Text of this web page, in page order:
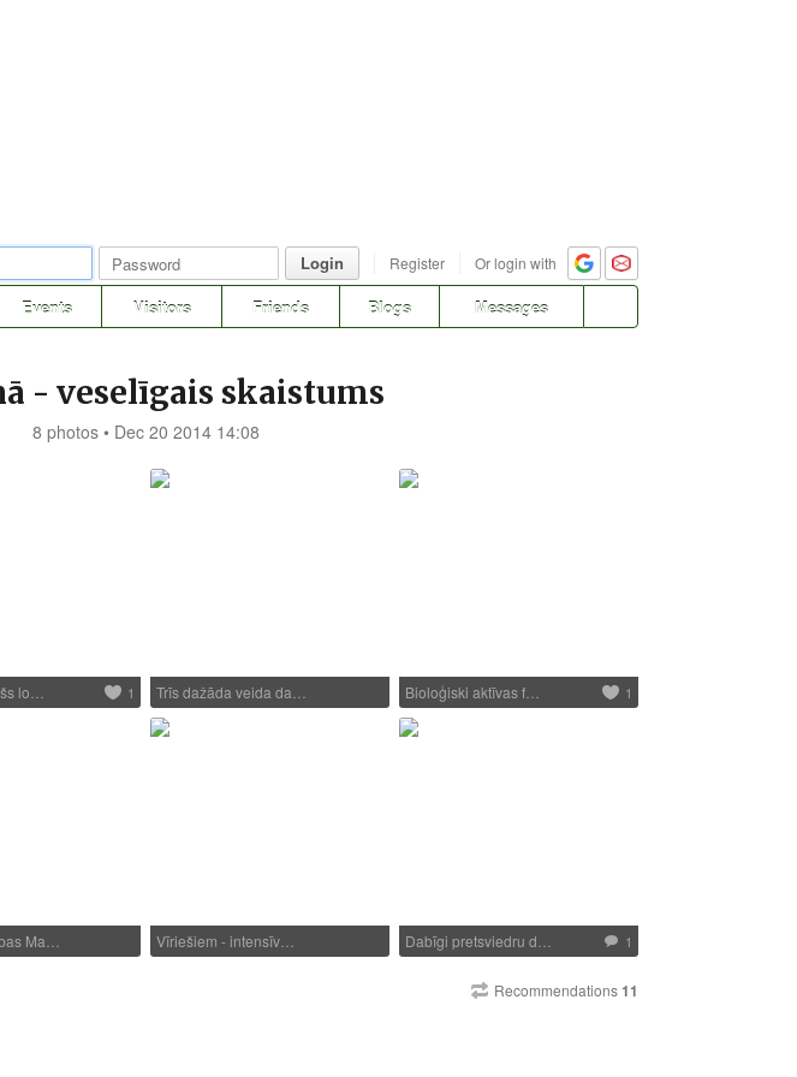
Login Register Or login with
Events Visitors Friends Blogs Messages
- veselīgais skaistums
8 photos • Dec 20 2014 14:08
lo… 1 Trīs dažāda veida da… Bioloģiski aktīvas f… 1
Ma… Vīriešiem - intensīv… Dabīgi pretsviedru d… 1
Recommendations11